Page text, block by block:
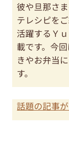
彼や旦那さ
テレシピを
活躍するＹ
載です。今
きやお弁当
す。
話題の記事